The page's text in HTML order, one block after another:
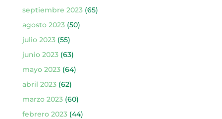
septiembre 2023(65)
agosto 2023(50)
julio 2023(55)
junio 2023(63)
mayo 2023(64)
abril 2023(62)
marzo 2023(60)
febrero 2023(44)